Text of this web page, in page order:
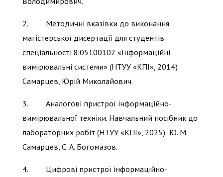
2. Методичні вказівки до виконання
магістерської дисертації для студентів
спеціальності 8.05100102 «Інформаційні
вимірювальні системи» (НТУУ «КПІ», 2014)
Самарцев, Юрій Миколайович.
3. Аналогові пристрої інформаційно-
вимірювальної техніки. Навчальний посібник до
лабораторних робіт (НТУУ «КПІ», 2025) Ю. М.
Самарцев, С. А. Богомазов.
4. Цифрові пристрої інформаційно-